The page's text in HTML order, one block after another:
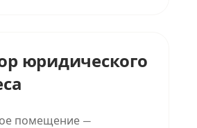
юридического
помещение —